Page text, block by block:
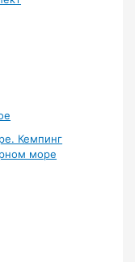
Кемпинг
море